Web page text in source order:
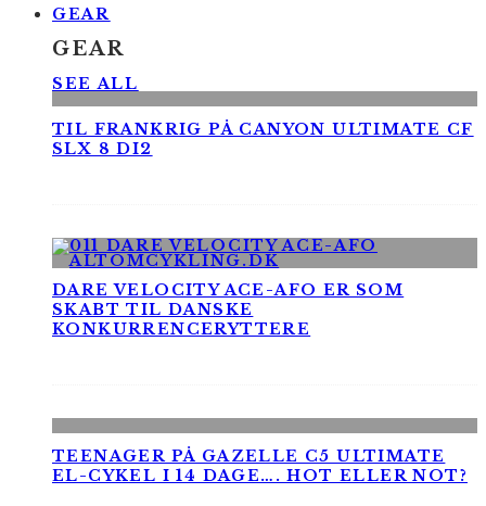
GEAR
GEAR
SEE ALL
TIL FRANKRIG PÅ CANYON ULTIMATE CF
SLX 8 DI2
DARE VELOCITY ACE-AFO ER SOM
SKABT TIL DANSKE
KONKURRENCERYTTERE
TEENAGER PÅ GAZELLE C5 ULTIMATE
EL-CYKEL I 14 DAGE…. HOT ELLER NOT?